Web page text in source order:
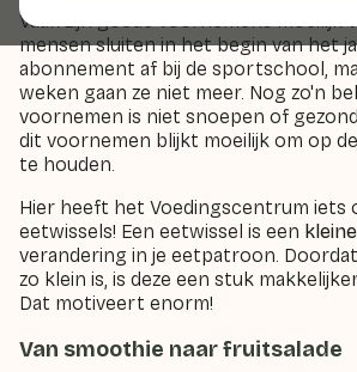
Vaak zijn goede voornemens moeilijk
mensen sluiten in het begin van het
abonnement af bij de sportschool,
weken gaan ze niet meer. Nog zo'n
voornemen is niet snoepen of
dit voornemen blijkt moeilijk om op
te houden.
Hier heeft het Voedingscentrum iets
eetwissels! Een eetwissel is een kleine
verandering in je eetpatroon.
zo klein is, is deze een stuk
Dat motiveert enorm!
Van smoothie naar fruitsalade